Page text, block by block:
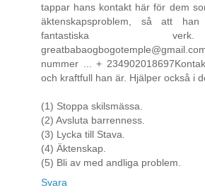
tappar hans kontakt här för dem
äktenskapsproblem, så att
fantastiska
nummer ... +
och kraftfull han är. Hjälper också i
(1) Stoppa skilsmässa.
(2) Avsluta barrenness.
(3) Lycka till Stava.
(4) Äktenskap.
(5) Bli av med andliga problem.
Svara